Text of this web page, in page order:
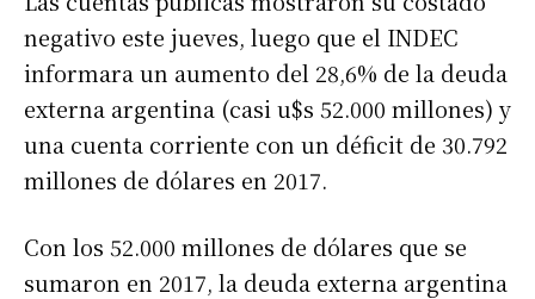
negativo este jueves, luego que el INDEC
informara un aumento del 28,6% de la deuda
externa argentina (casi u$s 52.000 millones) y
una cuenta corriente con un déficit de 30.792
millones de dólares en 2017.
Con los 52.000 millones de dólares que se
sumaron en 2017, la deuda externa argentina